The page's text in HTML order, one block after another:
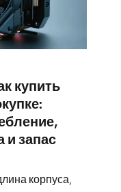
купить
и запас
корпуса,